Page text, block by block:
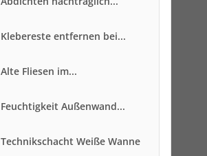
Klebereste entfernen bei...
Alte Fliesen im...
Feuchtigkeit Außenwand...
Technikschacht Weiße Wanne